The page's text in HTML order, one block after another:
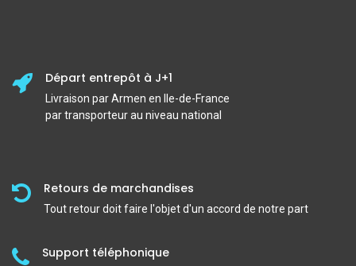
Départ entrepôt à J+1
Livraison par Armen en Ile-de-France
par transporteur au niveau national
Retours de marchandises
Tout retour doit faire l'objet d'un accord de notre part
Support téléphonique